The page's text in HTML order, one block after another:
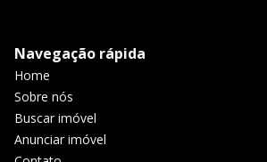
Navegação rápida
Home
Sobre nós
Buscar imóvel
Anunciar imóvel